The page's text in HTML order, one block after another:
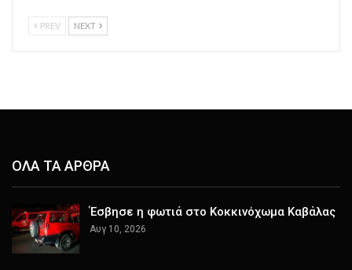
PREV NEXT
ΟΛΑ ΤΑ ΑΡΘΡΑ
Έσβησε η φωτιά στο Κοκκινόχωμα Καβάλας
Αυγ 10, 2026